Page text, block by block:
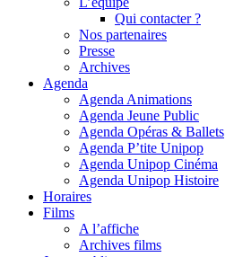
Qui contacter ?
Nos partenaires
Presse
Archives
Agenda
Agenda Animations
Agenda Jeune Public
Agenda Opéras & Ballets
Agenda P’tite Unipop
Agenda Unipop Cinéma
Agenda Unipop Histoire
Horaires
Films
A l’affiche
Archives films